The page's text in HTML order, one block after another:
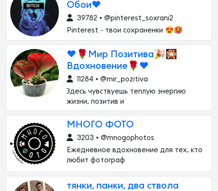
Обои❤️
39782 • @pinterest_soxrani2
Pinterest - твои сохраненки 😍🥵
❤️🌹Мир Позитива🎉🎇
Вдохновение🌹❤️
11284 • @mir_pozitiva
Здесь чувствуешь теплую энергию
жизни, позитив и
МНОГО ФОТО
3203 • @mnogophotos
Ежедневное вдохновение для тех, кто
любит фотограф
тянки, панки, два ствола